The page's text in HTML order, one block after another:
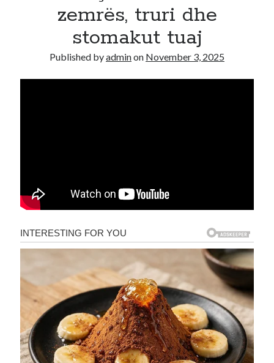
Recent Comments
A WordPress Commenteron Hello world!
zemrës, truri dhe
stomakut tuaj
Published byadminon November 3, 2025